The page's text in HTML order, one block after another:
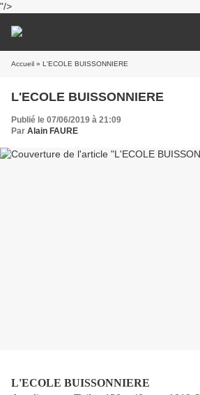
"/>
Accueil » L'ECOLE BUISSONNIERE
L'ECOLE BUISSONNIERE
Publié le 07/06/2019 à 21:09
Par Alain FAURE
L'ECOLE BUISSONNIERE